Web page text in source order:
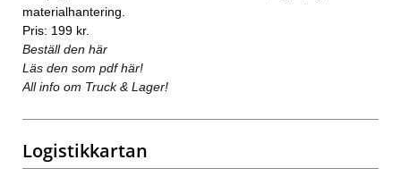
materialhantering.
Pris: 199 kr.
Beställ den här
Läs den som pdf här!
All info om Truck & Lager!
Logistikkartan